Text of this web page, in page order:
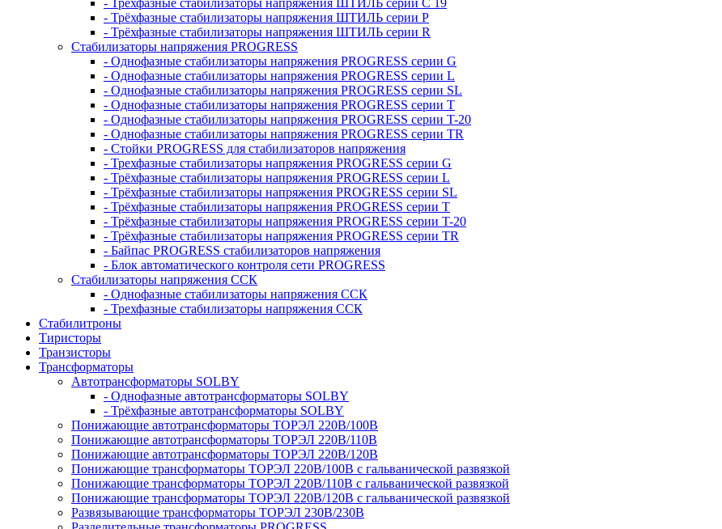
- Трёхфазные стабилизаторы напряжения ШТИЛЬ серии C 19
- Трёхфазные стабилизаторы напряжения ШТИЛЬ серии P
- Трёхфазные стабилизаторы напряжения ШТИЛЬ серии R
Стабилизаторы напряжения PROGRESS
- Однофазные стабилизаторы напряжения PROGRESS серии G
- Однофазные стабилизаторы напряжения PROGRESS серии L
- Однофазные стабилизаторы напряжения PROGRESS серии SL
- Однофазные стабилизаторы напряжения PROGRESS серии T
- Однофазные стабилизаторы напряжения PROGRESS серии T-20
- Однофазные стабилизаторы напряжения PROGRESS серии TR
- Стойки PROGRESS для стабилизаторов напряжения
- Трехфазные стабилизаторы напряжения PROGRESS серии G
- Трёхфазные стабилизаторы напряжения PROGRESS серии L
- Трёхфазные стабилизаторы напряжения PROGRESS серии SL
- Трёхфазные стабилизаторы напряжения PROGRESS серии T
- Трёхфазные стабилизаторы напряжения PROGRESS серии T-20
- Трёхфазные стабилизаторы напряжения PROGRESS серии TR
- Байпас PROGRESS стабилизаторов напряжения
- Блок автоматического контроля сети PROGRESS
Стабилизаторы напряжения ССК
- Однофазные стабилизаторы напряжения ССК
- Трехфазные стабилизаторы напряжения ССК
Стабилитроны
Тиристоры
Транзисторы
Трансформаторы
Автотрансформаторы SOLBY
- Однофазные автотрансформаторы SOLBY
- Трёхфазные автотрансформаторы SOLBY
Понижающие автотрансформаторы ТОРЭЛ 220В/100В
Понижающие автотрансформаторы ТОРЭЛ 220В/110В
Понижающие автотрансформаторы ТОРЭЛ 220В/120В
Понижающие трансформаторы ТОРЭЛ 220В/100В с гальванической развязкой
Понижающие трансформаторы ТОРЭЛ 220В/110В с гальванической развязкой
Понижающие трансформаторы ТОРЭЛ 220В/120В с гальванической развязкой
Развязывающие трансформаторы ТОРЭЛ 230В/230В